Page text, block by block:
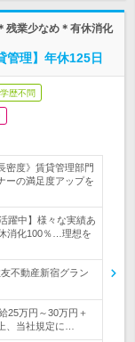
残業少なめ＊有休消化
管理】年休125日
学歴不問
密度》賃貸管理部門
ーの満足度アップを
躍中】様々な実績あ
消化100％…理想を
不動産新宿グラン
25万円～30万円＋
、当社規定に…